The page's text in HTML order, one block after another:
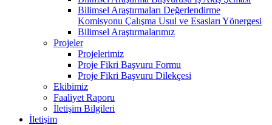
Bilimsel Araştırmaları Değerlendirme
Komisyonu Çalışma Usul ve Esasları Yönergesi
Bilimsel Araştırmalarımız
Projeler
Projelerimiz
Proje Fikri Başvuru Formu
Proje Fikri Başvuru Dilekçesi
Ekibimiz
Faaliyet Raporu
İletişim Bilgileri
İletişim